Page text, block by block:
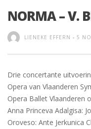
NORMA – V.
LIENEKE EFFERN - 5
Drie concertante
Opera van Vlaanderen
Opera Ballet Vlaanderen
Anna Princeva Adalgisa:
Oroveso: Ante Jerkunica